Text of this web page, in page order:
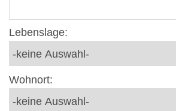
Lebenslage:
Wohnort: